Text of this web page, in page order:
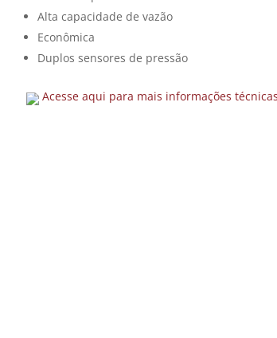
Alta capacidade de vazão
Econômica
Duplos sensores de pressão
Acesse aqui para mais informações técnicas